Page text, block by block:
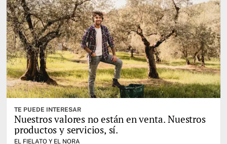
TE PUEDE INTERESAR
Nuestros valores no están en venta. Nuestros
productos y servicios, sí.
EL FIELATO Y EL NORA